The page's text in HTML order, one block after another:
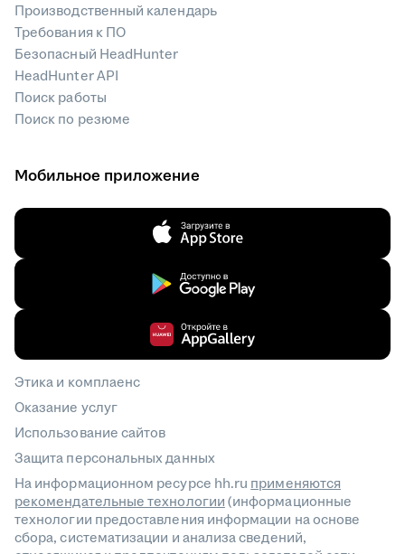
Производственный календарь
Требования к ПО
Безопасный HeadHunter
HeadHunter API
Поиск работы
Поиск по резюме
Мобильное приложение
Этика и комплаенс
Оказание услуг
Использование сайтов
Защита персональных данных
На информационном ресурсе hh.ru применяются
рекомендательные технологии(информационные
технологии предоставления информации на основе
сбора, систематизации и анализа сведений,